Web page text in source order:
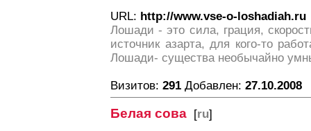
URL: http://www.vse-o-loshadiah.ru
Лошади - это сила, грация,
источник азарта, для кого-то
Лошади- существа необычайно
Визитов: 291 Добавлен: 27.10.2008
Белая сова [ru]